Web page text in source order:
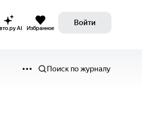
AI Избранное
Войти
Поиск по журналу